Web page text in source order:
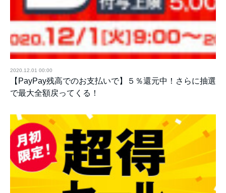
2020.12.01 00:00
【PayPay残高でのお支払いで】５％還元中！さらに抽選
で最大全額戻ってくる！